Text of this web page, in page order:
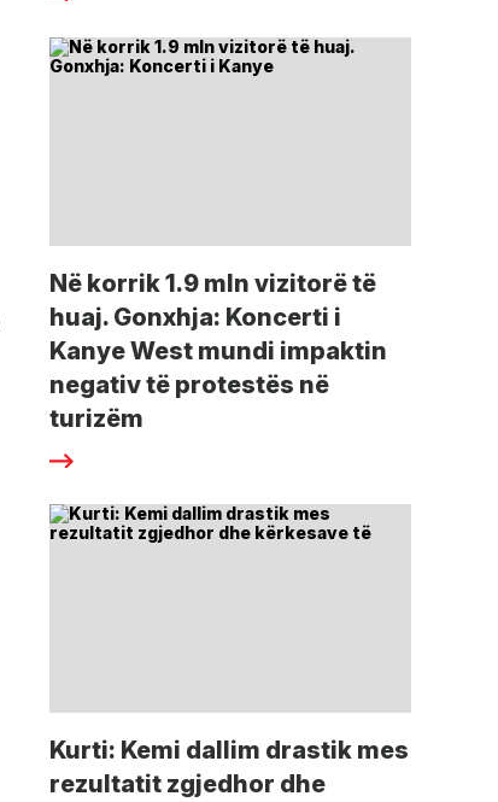
Në korrik 1.9 mln vizitorë të
huaj. Gonxhja: Koncerti i
Kanye West mundi impaktin
negativ të protestës në
turizëm
Kurti: Kemi dallim drastik mes
rezultatit zgjedhor dhe